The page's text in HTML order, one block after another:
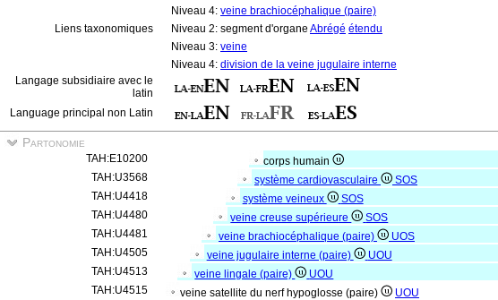
Niveau 4: veine brachiocéphalique (paire)
Liens taxonomiques
Niveau 2: segment d'organe Abrégé étendu
Niveau 3: veine
Niveau 4: division de la veine jugulaire interne
Langage subsidiaire avec le
latin
Language principal non Latin
Partonomie
TAH:E10200
corps humain
TAH:U3568
système cardiovasculaire
SOS
TAH:U4418
système veineux
SOS
TAH:U4480
veine creuse supérieure
SOS
TAH:U4481
veine brachiocéphalique (paire)
UOS
TAH:U4505
veine jugulaire interne (paire)
UOU
TAH:U4513
veine lingale (paire)
UOU
TAH:U4515
veine satellite du nerf hypoglosse (paire) UOU